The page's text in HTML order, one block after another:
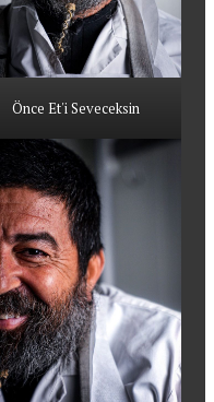
Önce Et'i Seveceksin